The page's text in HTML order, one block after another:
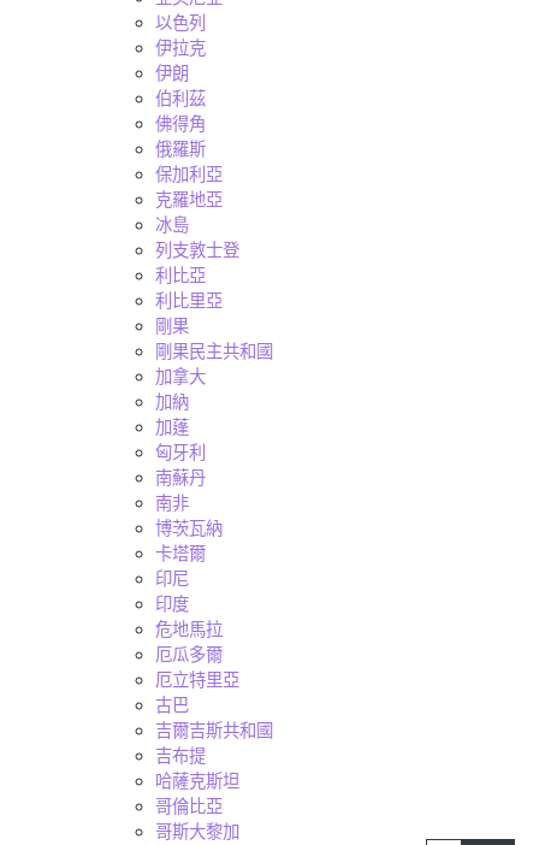
以色列
伊拉克
伊朗
伯利茲
佛得角
俄羅斯
保加利亞
克羅地亞
冰島
列支敦士登
利比亞
利比里亞
剛果
剛果民主共和國
加拿大
加納
加蓬
匈牙利
南蘇丹
南非
博茨瓦納
卡塔爾
印尼
印度
危地馬拉
厄瓜多爾
厄立特里亞
古巴
吉爾吉斯共和國
吉布提
哈薩克斯坦
哥倫比亞
哥斯大黎加